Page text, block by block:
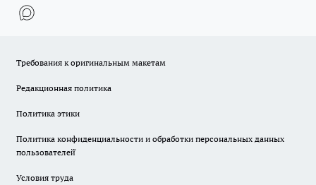
Требования к оригинальным макетам
Редакционная политика
Политика этики
Политика конфиденциальности и обработки персональных данных
пользователей̆
Условия труда